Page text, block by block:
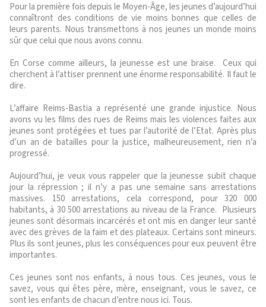
Pour la première fois depuis le Moyen-Âge, les jeunes d’aujourd’hui
connaîtront des conditions de vie moins bonnes que celles de
leurs parents. Nous transmettons à nos jeunes un monde moins
sûr que celui que nous avons connu.
En Corse comme ailleurs, la jeunesse est une braise. Ceux qui
cherchent à l’attiser prennent une énorme responsabilité. Il faut le
dire.
L’affaire Reims-Bastia a représenté une grande injustice. Nous
avons vu les films des rues de Reims mais les violences faites aux
jeunes sont protégées et tues par l’autorité de l’Etat. Après plus
d’un an de batailles pour la justice, malheureusement, rien n’a
progressé.
Aujourd’hui, je veux vous rappeler que la jeunesse subit chaque
jour la répression ; il n’y a pas une semaine sans arrestations
massives. 150 arrestations, cela correspond, pour 320 000
habitants, à 30 500 arrestations au niveau de la France. Plusieurs
jeunes sont désormais incarcérés et ont mis en danger leur santé
avec des grèves de la faim et des plateaux. Certains sont mineurs.
Plus ils sont jeunes, plus les conséquences pour eux peuvent être
importantes.
Ces jeunes sont nos enfants, à nous tous. Ces jeunes, vous le
savez, vous qui êtes père, mère, enseignant, vous le savez, ce
sont les enfants de chacun d’entre nous ici. Tous.